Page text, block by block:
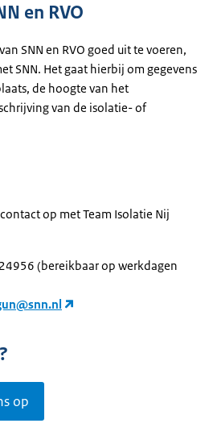
en RVO
SNN en RVO goed uit te voeren,
SNN. Het gaat hierbij om gegevens
de hoogte van het
van de isolatie- of
op met Team Isolatie Nij
(bereikbaar op werkdagen
op